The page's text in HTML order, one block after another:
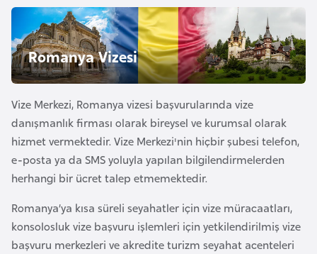
Romanya Vizesi
Vize Merkezi, Romanya vizesi başvurularında vize
danışmanlık firması olarak bireysel ve kurumsal olarak
hizmet vermektedir. Vize Merkezi'nin hiçbir şubesi telefon,
e-posta ya da SMS yoluyla yapılan bilgilendirmelerden
herhangi bir ücret talep etmemektedir.
Romanya’ya kısa süreli seyahatler için vize müracaatları,
konsolosluk vize başvuru işlemleri için yetkilendirilmiş vize
başvuru merkezleri ve akredite turizm seyahat acenteleri
y
n
a
n
g
l
a
d
e
ş